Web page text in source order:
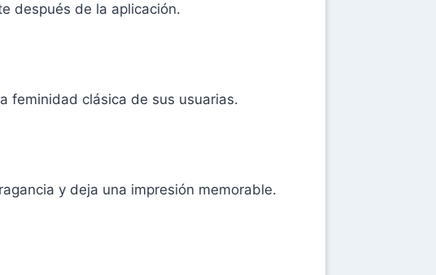
después de la aplicación.
feminidad clásica de sus usuarias.
y deja una impresión memorable.